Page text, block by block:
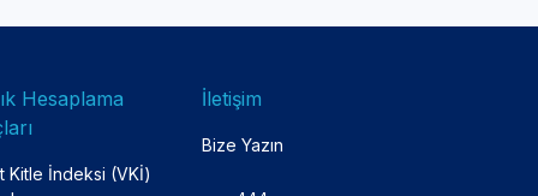
Hesaplama
Kitle İndeksi (VKİ)
İletişim
Bize Yazın